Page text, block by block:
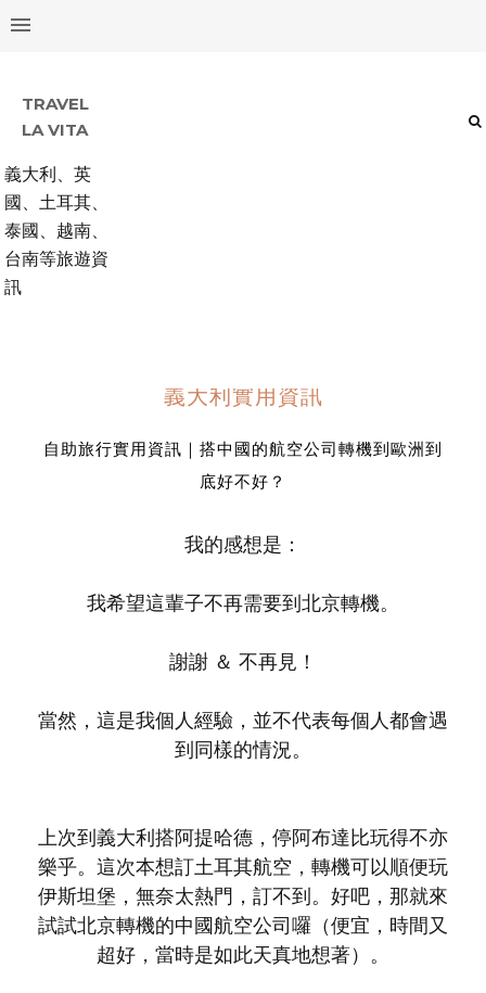
TRAVEL
LA VITA
義大利、英
國、土耳其、
泰國、越南、
台南等旅遊資
訊
義大利實用資訊
自助旅行實用資訊｜搭中國的航空公司轉機到歐洲到
底好不好？
我的感想是：
我希望這輩子不再需要到北京轉機。
謝謝 ＆ 不再見！
當然，這是我個人經驗，並不代表每個人都會遇
到同樣的情況。
上次到義大利搭阿提哈德，停阿布達比玩得不亦
樂乎。這次本想訂土耳其航空，轉機可以順便玩
伊斯坦堡，無奈太熱門，訂不到。好吧，那就來
試試北京轉機的中國航空公司囉（便宜，時間又
超好，當時是如此天真地想著）。